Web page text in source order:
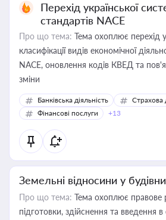
Перехід української
стандартів NACE
Про що тема: Тема охоплює перехід
класифікації видів економічної
NACE, оновлення кодів КВЕД та
зміни
Банківська діяльність
Страхова
Фінансові послуги
+13
Земельні відносини у
Про що тема: Тема охоплює правове
підготовки, здійснення та введення